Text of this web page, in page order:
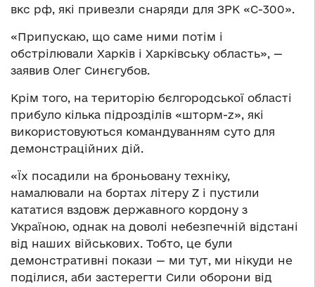
вкс рф, які привезли снаряди для ЗРК «С-300».
«Припускаю, що саме ними потім і
обстрілювали Харків і Харківську область», —
заявив Олег Синєгубов.
Крім того, на територію бєлгородської області
прибуло кілька підрозділів «шторм-z», які
використовуються командуванням суто для
демонстраційних дій.
«Їх посадили на броньовану техніку,
намалювали на бортах літеру Z і пустили
кататися вздовж державного кордону з
Україною, однак на доволі небезпечній відстані
від наших військових. Тобто, це були
демонстративні покази — ми тут, ми нікуди не
поділися, аби застерегти Сили оборони від